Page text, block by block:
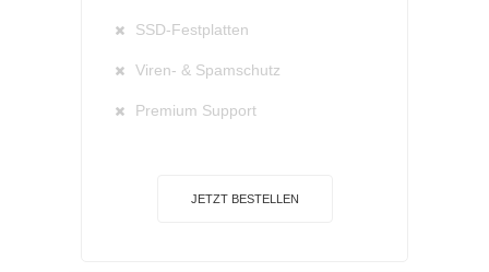
SSD-Festplatten
Viren- & Spamschutz
Premium Support
JETZT BESTELLEN